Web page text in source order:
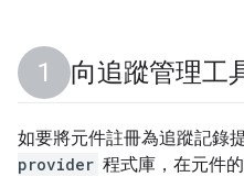
向追蹤管理工
如要將元件註冊為追蹤記錄
provider 程式庫，在元件